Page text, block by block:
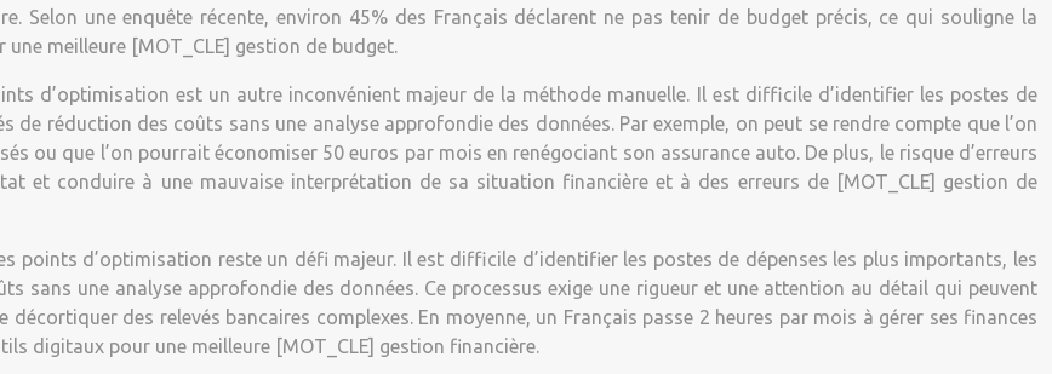
Selon une enquête récente, environ 45% des Français déclarent ne pas tenir de budget précis, ce qui souligne la
meilleure [MOT_CLE] gestion de budget.
d’optimisation est un autre inconvénient majeur de la méthode manuelle. Il est difficile d’identifier les postes de
réduction des coûts sans une analyse approfondie des données. Par exemple, on peut se rendre compte que l’on
ou que l’on pourrait économiser 50 euros par mois en renégociant son assurance auto. De plus, le risque d’erreurs
et conduire à une mauvaise interprétation de sa situation financière et à des erreurs de [MOT_CLE] gestion de
points d’optimisation reste un défi majeur. Il est difficile d’identifier les postes de dépenses les plus importants, les
sans une analyse approfondie des données. Ce processus exige une rigueur et une attention au détail qui peuvent
des relevés bancaires complexes. En moyenne, un Français passe 2 heures par mois à gérer ses finances
digitaux pour une meilleure [MOT_CLE] gestion financière.